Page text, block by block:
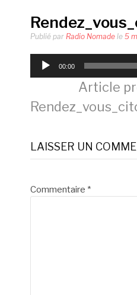
Publié par Radio Nomadele 5
Lecteur
audio
00:00
Lire
la
suite
Article
LAISSER UN
Commentaire *